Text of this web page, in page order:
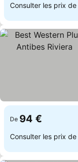
Consulter les prix de
De 94 €
Consulter les prix de